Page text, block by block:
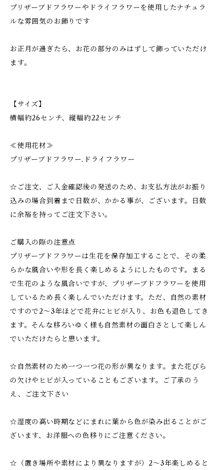
プリザーブドフラワーやドライフラワーを使用したナチュラ
ルな雰囲気のお飾りです
お正月が過ぎたら、お花の部分のみはずして飾っていただけ
ます。
【サイズ】
横幅約26センチ、縦幅約22センチ
≪使用花材≫
プリザーブドフラワー.ドライフラワー
☆ご注文、ご入金確認後の発送のため、お支払方法がお振り
込みの場合到着まで日数が、かかる事が、ございます。日数
に余裕を持ってご注文下さい。
ご購入の際の注意点
プリザーブドフラワーは生花を保存加工することで、その柔
らかな風合いや形を長く楽しめるようにしたものです。まる
で生花のような風合いですが、プリザーブドフラワーを使用
しているため長く楽しんでいただけます。ただ、自然の素材
ですので2～3年ほどで花弁にヒビが入り、お色も退色してき
ます。そんな移ろいゆく様も自然素材の面白さとして楽しん
でいただけたらと思います。
☆自然素材のため一つ一つ花の形が異なります。また花びら
の欠けやヒビが入っていることもございます。ご了承のう
え、ご注文下さい
☆湿度の高い時期などにまれに葉から色が染み出ることがご
ざいます、お洋服への色移りにご注意ください。
☆（置き場所や素材により異なりますが）2～3年楽しめると